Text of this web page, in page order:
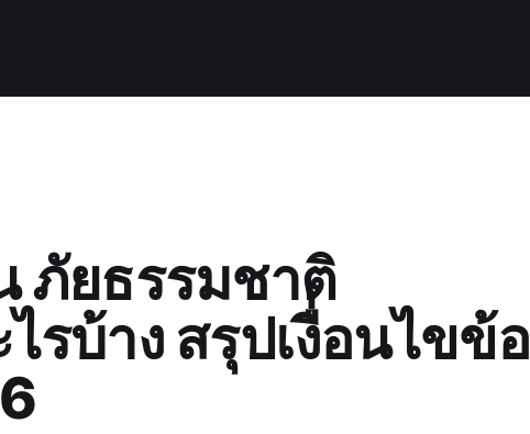
ภัยธรรมชาติ
รบ้าง สรุปเงื่อนไขข้อ